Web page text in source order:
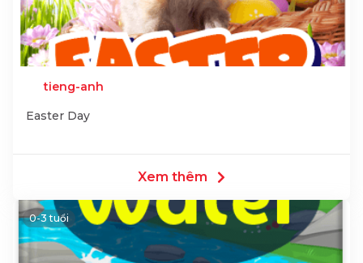
tieng-anh
Easter Day
Xem thêm
0-3 tuổi